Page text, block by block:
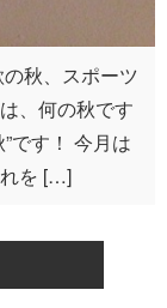
秋、スポーツ
、何の秋です
です！ 今月は
れを […]